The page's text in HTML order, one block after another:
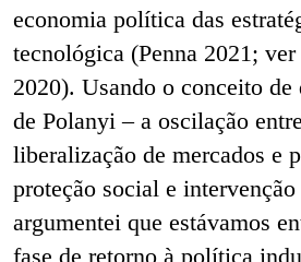
economia política das
tecnológica (Penna 2021; ver
2020). Usando o conceito
de Polanyi – a oscilação
liberalização de mercados e
proteção social e
argumentei que estávamos
fase de retorno à política